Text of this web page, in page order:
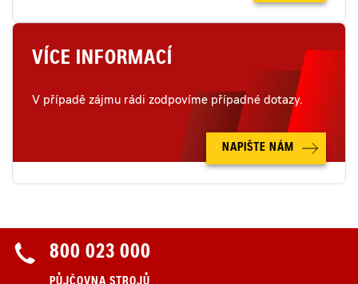
VÍCE INFORMACÍ
V případě zájmu rádi zodpovíme případné dotazy.
NAPIŠTE NÁM
800 023 000